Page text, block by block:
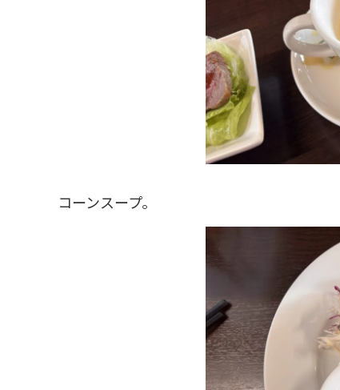
コーンスープ。